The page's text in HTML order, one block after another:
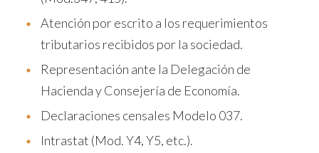
Atención por escrito a los requerimientos
tributarios recibidos por la sociedad.
Representación ante la Delegación de
Hacienda y Consejería de Economía.
Declaraciones censales Modelo 037.
Intrastat (Mod. Y4, Y5, etc.).